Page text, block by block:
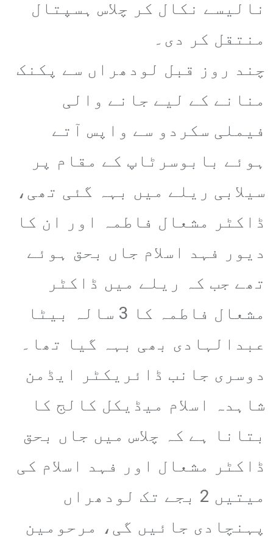
نالیسے نکال کر چلاس ہسپتال
منتقل کر دی۔
چند روز قبل لودھراں سے پکنک
منانے کے لیے جانے والی
فیملی سکردو سے واپس آتے
ہوئے بابوسرٹاپ کے مقام پر
سیلابی ریلے میں بہہ گئی تھی،
ڈاکٹر مشعال فاطمہ اور ان کا
دیور فہد اسلام جاں بحق ہوئے
تھے جب کہ ریلے میں ڈاکٹر
مشعال فاطمہ کا 3 سالہ بیٹا
عبدالہادی بھی بہہ گیا تھا۔
دوسری جانب ڈائریکٹر ایڈمن
شاہدہ اسلام میڈیکل کالج کا
بتانا ہے کہ چلاس میں جاں بحق
ڈاکٹر مشعال اور فہد اسلام کی
میتیں 2 بجے تک لودھراں
پہنچادی جائیں گی، مرحومین